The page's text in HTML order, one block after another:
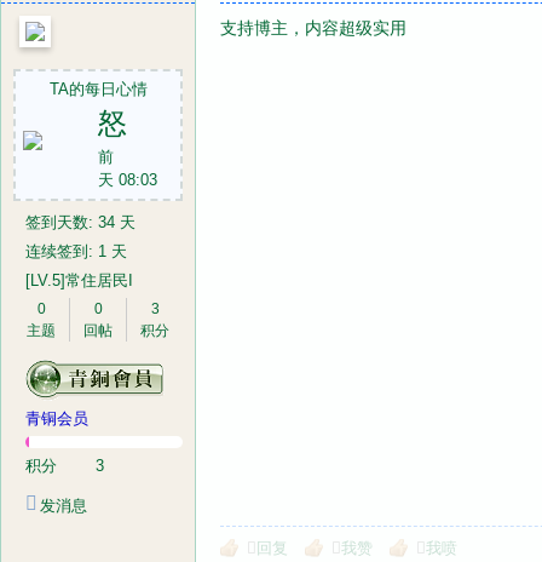
TA的每日心情
怒
前
天 08:03
签到天数: 34 天
连续签到: 1 天
[LV.5]常住居民I
0
主题
0
回帖
3
积分
青铜会员
积分 3
发消息
支持博主，内容超级实用
回复 我赞 我喷